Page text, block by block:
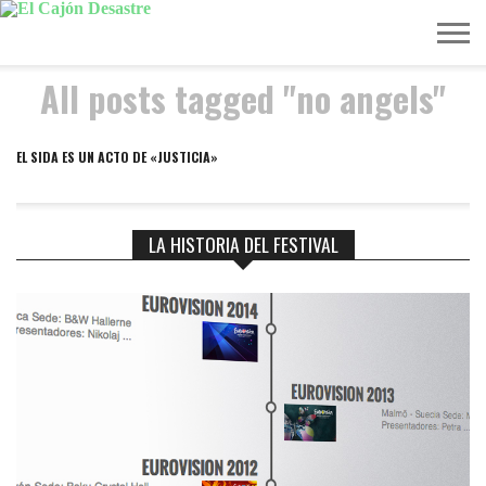
MÚSICA
TELEVISIÓN
POLÍTICA
ACTUALIDAD
EUROVISIÓN
All posts tagged "no angels"
EL SIDA ES UN ACTO DE «JUSTICIA»
LA HISTORIA DEL FESTIVAL